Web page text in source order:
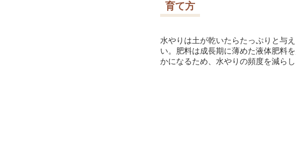
育て方
水やりは土が乾いたらたっぷりと与
い。肥料は成長期に薄めた液体肥料
かになるため、水やりの頻度を減ら